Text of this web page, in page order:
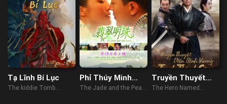
Tạ Lĩnh Bí Lục
The kiddie Tomb
Phỉ Thúy Minh
Châu
The Jade and the Pearl
Truyền Thuyết
Diên Bình Vương
The Hero Named